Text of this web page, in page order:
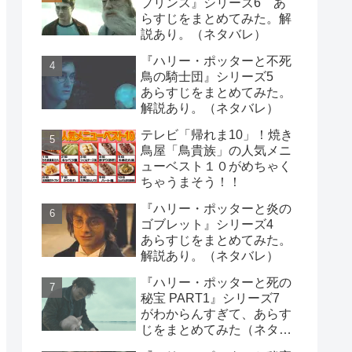
プリンス』シリーズ6 あ
らすじをまとめてみた。解
説あり。（ネタバレ）
『ハリー・ポッターと不死
鳥の騎士団』シリーズ5
あらすじをまとめてみた。
解説あり。（ネタバレ）
テレビ「帰れま10」！焼き
鳥屋「鳥貴族」の人気メニ
ューベスト１０がめちゃく
ちゃうまそう！！
『ハリー・ポッターと炎の
ゴブレット』シリーズ4
あらすじをまとめてみた。
解説あり。（ネタバレ）
『ハリー・ポッターと死の
秘宝 PART1』シリーズ7
がわからんすぎて、あらす
じをまとめてみた（ネタバ